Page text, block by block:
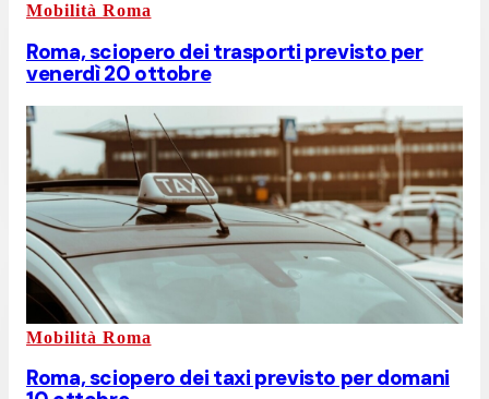
Mobilità Roma
Roma, sciopero dei trasporti previsto per
venerdì 20 ottobre
Mobilità Roma
Roma, sciopero dei taxi previsto per domani